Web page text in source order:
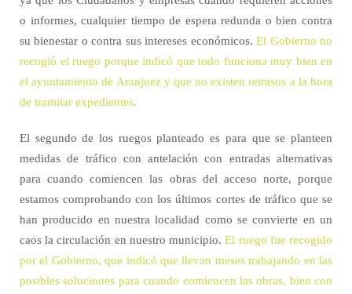
o informes, cualquier tiempo de espera redunda o bien contra
su bienestar o contra sus intereses económicos.El Gobierno no
recogió el ruego porque indicó que todo funciona muy bien en
el ayuntamiento de Aranjuez y que no existen retrasos a la hora
de tramitar expedientes.
El segundo de los ruegos planteado es para que se planteen
medidas de tráfico con antelación con entradas alternativas
para cuando comiencen las obras del acceso norte, porque
estamos comprobando con los últimos cortes de tráfico que se
han producido en nuestra localidad como se convierte en un
caos la circulación en nuestro municipio.El ruego fue recogido
por el Gobierno, que indicó que llevan meses trabajando en las
posibles soluciones para cuando comiencen las obras, bien con